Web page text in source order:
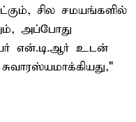
சில சமயங்களில்
அப்போது
என்.டி.ஆர் உடன்